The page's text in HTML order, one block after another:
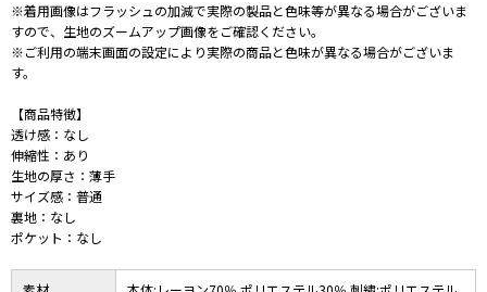
※着用画像はフラッシュの加減で実際の製品と色味等が異なる場合がございま
すので、生地のズームアップ画像をご確認ください。
※ご利用の端末画面の設定により実際の商品と色味が異なる場合がございま
す。
【商品特徴】
透け感：なし
伸縮性：あり
生地の厚さ：薄手
サイズ感：普通
裏地：なし
ポケット：なし